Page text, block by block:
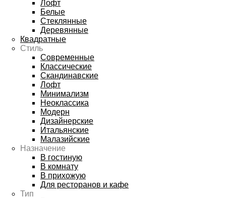
Лофт
Белые
Стеклянные
Деревянные
Квадратные
Стиль
Современные
Классические
Скандинавские
Лофт
Минимализм
Неоклассика
Модерн
Дизайнерские
Итальянские
Малазийские
Назначение
В гостиную
В комнату
В прихожую
Для ресторанов и кафе
Тип